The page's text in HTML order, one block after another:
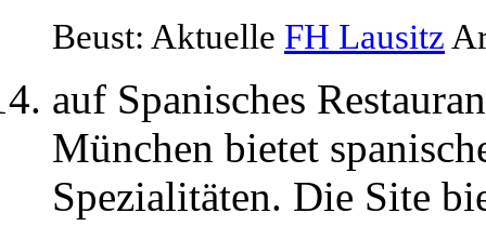
Beust: Aktuelle FH Lausitz
auf Spanisches
München bietet
Spezialitäten. Die Site